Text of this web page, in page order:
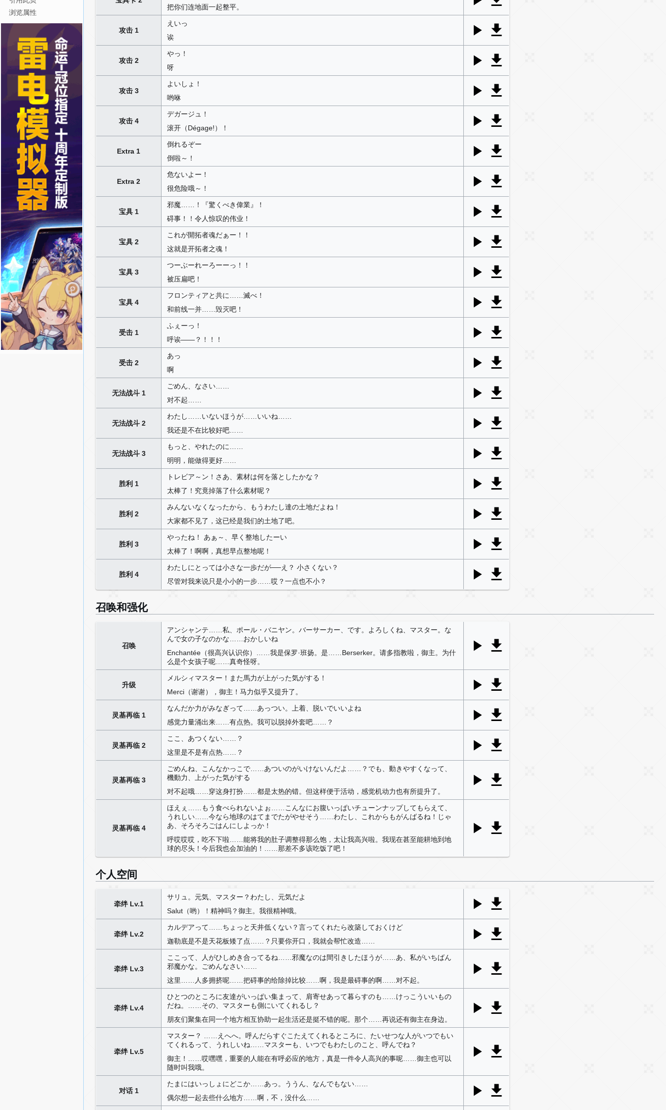
把你们连地面一起整平。
攻击 1
えいっ
诶
攻击 2
やっ！
呀
攻击 3
よいしょ！
哟咻
攻击 4
デガージュ！
滚开（Dégage!）！
Extra 1
倒れるぞー
倒啦～！
Extra 2
危ないよー！
很危险哦～！
宝具 1
邪魔……！『驚くべき偉業』！
碍事！！令人惊叹的伟业！
宝具 2
これが開拓者魂だぁー！！
这就是开拓者之魂！
宝具 3
つーぶーれーろーーっ！！
被压扁吧！
宝具 4
フロンティアと共に……滅べ！
和前线一并……毁灭吧！
受击 1
ふぇーっ！
呼诶——？！！！
受击 2
あっ
啊
无法战斗 1
ごめん、なさい……
对不起……
无法战斗 2
わたし……いないほうが……いいね……
我还是不在比较好吧……
无法战斗 3
もっと、やれたのに……
明明，能做得更好……
胜利 1
トレビア～ン！さあ、素材は何を落としたかな？
太棒了！究竟掉落了什么素材呢？
胜利 2
みんないなくなったから、もうわたし達の土地だよね！
大家都不见了，这已经是我们的土地了吧。
胜利 3
やったね！ あぁ～、早く整地したーい
太棒了！啊啊，真想早点整地呢！
胜利 4
わたしにとっては小さな一歩だが──え？ 小さくない？
尽管对我来说只是小小的一步……哎？一点也不小？
召唤和强化
召唤
アンシャンテ……私、ポール・バニヤン。バーサーカー、です。よろしくね、マスター。な
んで女の子なのかな……おかしいね
Enchantée（很高兴认识你）……我是保罗·班扬。是……Berserker。请多指教啦，御主。为什
么是个女孩子呢……真奇怪呀。
升级
メルシィマスター！また馬力が上がった気がする！
Merci（谢谢），御主！马力似乎又提升了。
灵基再临 1
なんだか力がみなぎって……あっつい。上着、脱いでいいよね
感觉力量涌出来……有点热。我可以脱掉外套吧……？
灵基再临 2
ここ、あつくない……？
这里是不是有点热……？
灵基再临 3
ごめんね、こんなかっこで……あついのがいけないんだよ……？でも、動きやすくなって、
機動力、上がった気がする
对不起哦……穿这身打扮……都是太热的错。但这样便于活动，感觉机动力也有所提升了。
灵基再临 4
ほえぇ……もう食べられないよぉ……こんなにお腹いっぱいチューンナップしてもらえて、
うれしい……今なら地球のはてまでたがやせそう……わたし、これからもがんばるね！じゃ
あ、そろそろごはんにしよっか！
呼哎哎哎，吃不下啦……能将我的肚子调整得那么饱，太让我高兴啦。我现在甚至能耕地到地
球的尽头！今后我也会加油的！……那差不多该吃饭了吧！
个人空间
牵绊 Lv.1
サリュ。元気、マスター？わたし、元気だよ
Salut（哟）！精神吗？御主。我很精神哦。
牵绊 Lv.2
カルデアって……ちょっと天井低くない？言ってくれたら改築しておくけど
迦勒底是不是天花板矮了点……？只要你开口，我就会帮忙改造……
牵绊 Lv.3
ここって、人がひしめき合ってるね……邪魔なのは間引きしたほうが……あ、私がいちばん
邪魔かな。ごめんなさい……
这里……人多拥挤呢……把碍事的给除掉比较……啊，我是最碍事的啊……对不起。
牵绊 Lv.4
ひとつのところに友達がいっぱい集まって、肩寄せあって暮らすのも……けっこういいもの
だね。……その、マスターも側にいてくれるし？
朋友们聚集在同一个地方相互协助一起生活还是挺不错的呢。那个……再说还有御主在身边。
牵绊 Lv.5
マスター？ ……えへへ。呼んだらすぐこたえてくれるところに、たいせつな人がいつでもい
てくれるって、うれしいね……マスターも、いつでもわたしのこと、呼んでね？
御主！……哎嘿嘿，重要的人能在有呼必应的地方，真是一件令人高兴的事呢……御主也可以
随时叫我哦。
对话 1
たまにはいっしょにどこか……あっ。ううん、なんでもない……
偶尔想一起去些什么地方……啊，不，没什么……
浏览属性